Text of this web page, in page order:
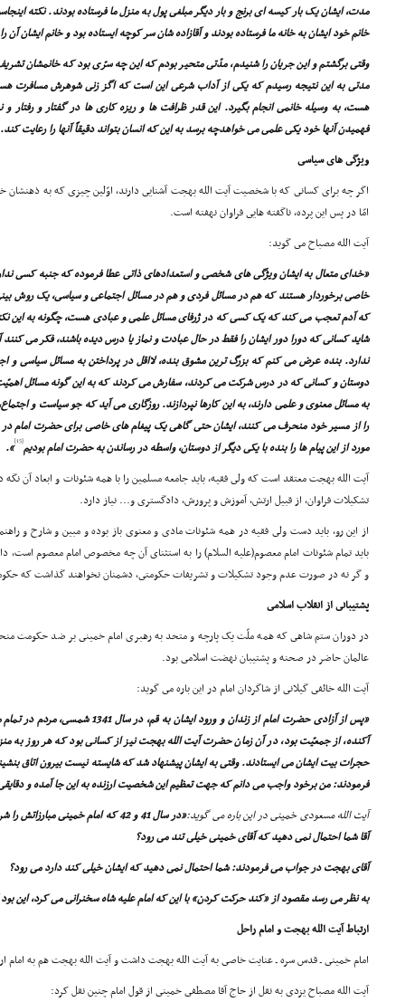
مدت، ایشان یک بار کیسه اى برنج و بار دیگر مبلغى پول به منزل ما فرستاده بودند. نکته
خانم خود ایشان به خانه ما فرستاده بودند و آقازاده شان سر کوچه ایستاده بود و خانم ایشان آن
وقتى برگشتم و این جریان را شنیدم، مدّتى متحیر بودم که این چه سرّى بود که خانمشان تشریف
مدتى به این نتیجه رسیدم که یکى از آداب شرعى این است که اگز زنى شوهرش مسافرت
هست، به وسیله خانمى انجام بگیرد. این قدر ظرافت ها و ریزه کارى ها در گفتار و
فهمیدن آنها خود یکى علمى مى خواهدچه برسد به این که انسان بتواند دقیقاً آنها را رعایت
ویژگى هاى سیاسى
اگر چه براى کسانى که با شخصیت آیت الله بهجت آشنایى دارند، اوّلین چیزى که به ذهنشان
امّا در پس این پرده، ناگفته هایى فراوان نهفته است.
آیت الله مصباح مى گوید:
«خداى متعال به ایشان ویژگى هاى شخصى و استعدادهاى ذاتى عطا فرموده که جنبه کسى
خاصى برخوردار هستند که هم در مسائل فردى و هم در مسائل اجتماعى و سیاسى، یک روش
که آدم تعجب مى کند که یک کسى که در ژرفاى مسائل علمى و عبادى هست، چگونه به این
شاید کسانى که دورا دور ایشان را فقط در حال عبادت و نماز یا درس دیده باشند، فکر مى
ندارد. بنده عرض مى کنم که بزرگ ترین مشوق بنده، لااقل در پرداختن به مسائل سیاسى
دوستان و کسانى که در درس شرکت مى کردند، سفارش مى کردند که به این گونه مسائل
به مسائل معنوى و علمى دارند، به این کارها نپردازند. روزگارى مى آید که جو سیاست و
را از مسیر خود منحرف مى کنند، ایشان حتى گاهى یک پیغام هاى خاصى براى حضرت امام
مورد از این پیام ها را بنده با یکى دیگر از دوستان، واسطه در رساندن به حضرت امام بودیم[15]
».
آیت الله بهجت معتقد است که ولى فقیه، باید جامعه مسلمین را با همه شئونات و ابعاد آن
تشکیلات فراوان، از قبیل ارتش، آموزش و پرورش، دادگسترى و... نیاز دارد.
از این رو، باید دست ولى فقیه در همه شئونات مادى و معنوى باز بوده و مبین و شارح و
باید تمام شئونات امام معصوم(علیه السلام) را به استثناى آن چه مخصوص امام معصوم است،
و گر نه در صورت عدم وجود تشکیلات و تشریفات حکومتى، دشمنان نخواهند گذاشت که
پشتیبانى از انقلاب اسلامى
در دوران ستم شاهى که همه ملّت یک پارچه و متحد به رهبرى امام خمینى بر ضد حکومت
عالمان حاضر در صحنه و پشتیبان نهضت اسلامى بود.
آیت الله خائفى گیلانى از شاگردان امام در این باره مى گوید:
«پس از آزادى حضرت امام از زندان و ورود
آکنده، از جمعیّت بود، در آن زمان حضرت آیت الله بهجت نیز از کسانى بود که هر روز به
حجرات بیت ایشان مى ایستادند. وقتى به ایشان پیشنهاد شد که شایسته نیست بیرون اتاق
فرمودند: من برخود واجب مى دانم که جهت تعظیم این شخصیت ارزنده به این جا آمده و
آیت الله مسعودى خمینى در این باره مى گوید:
«در سال 41 و 42 که امام خمینى
آقا شما احتمال نمى دهید که آقاى خمینى خیلى تند مى رود؟
آقاى بهجت در جواب مى فرمودند: شما احتمال نمى دهید که ایشان خیلى کند دارد مى رود؟
به نظر مى رسد مقصود از «کند حرکت کردن» با این که امام علیه شاه سخنرانى مى کرد، این
ارتباط آیت الله بهجت و امام راحل
امام خمینى ـ قدس سره ـ عنایت خاصى به آیت الله بهجت داشت و آیت الله بهجت هم به
آیت الله مصباح یزدى به نقل از حاج آقا مصطفى خمینى از قول امام چنین نقل کرد: